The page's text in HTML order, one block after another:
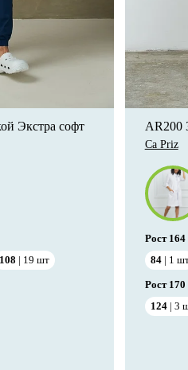
Экстра софт
108 19 шт
AR200
Ca Priz
Рост164
84
1
Рост170
124
3